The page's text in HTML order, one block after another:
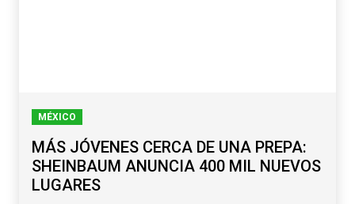
MÉXICO
MÁS JÓVENES CERCA DE UNA PREPA:
SHEINBAUM ANUNCIA 400 MIL NUEVOS
LUGARES